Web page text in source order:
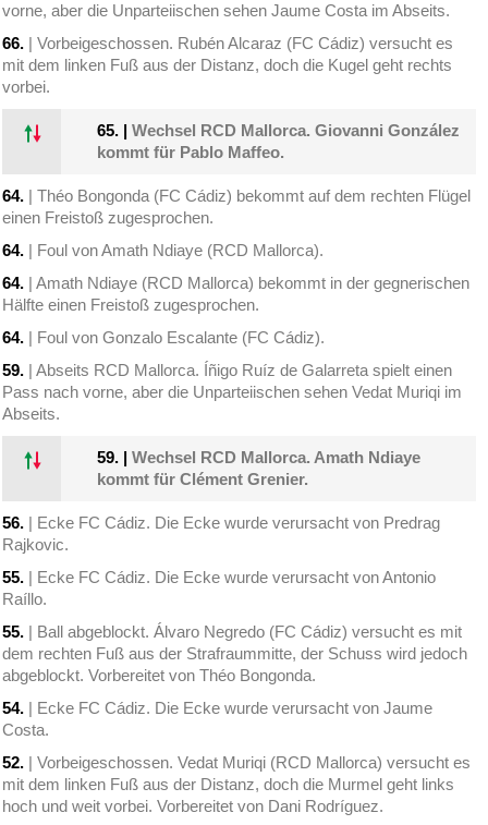
vorne, aber die Unparteiischen sehen Jaume Costa im Abseits.
66. | Vorbeigeschossen. Rubén Alcaraz (FC Cádiz) versucht es
mit dem linken Fuß aus der Distanz, doch die Kugel geht rechts
vorbei.
65. |Wechsel RCD Mallorca. Giovanni González
kommt für Pablo Maffeo.
64. | Théo Bongonda (FC Cádiz) bekommt auf dem rechten Flügel
einen Freistoß zugesprochen.
64. | Foul von Amath Ndiaye (RCD Mallorca).
64. | Amath Ndiaye (RCD Mallorca) bekommt in der gegnerischen
Hälfte einen Freistoß zugesprochen.
64. | Foul von Gonzalo Escalante (FC Cádiz).
59. | Abseits RCD Mallorca. Íñigo Ruíz de Galarreta spielt einen
Pass nach vorne, aber die Unparteiischen sehen Vedat Muriqi im
Abseits.
59. |Wechsel RCD Mallorca. Amath Ndiaye
kommt für Clément Grenier.
56. | Ecke FC Cádiz. Die Ecke wurde verursacht von Predrag
Rajkovic.
55. | Ecke FC Cádiz. Die Ecke wurde verursacht von Antonio
Raíllo.
55. | Ball abgeblockt. Álvaro Negredo (FC Cádiz) versucht es mit
dem rechten Fuß aus der Strafraummitte, der Schuss wird jedoch
abgeblockt. Vorbereitet von Théo Bongonda.
54. | Ecke FC Cádiz. Die Ecke wurde verursacht von Jaume
Costa.
52. | Vorbeigeschossen. Vedat Muriqi (RCD Mallorca) versucht es
mit dem linken Fuß aus der Distanz, doch die Murmel geht links
hoch und weit vorbei. Vorbereitet von Dani Rodríguez.